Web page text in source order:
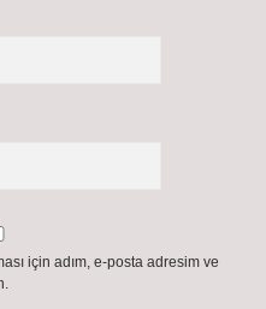
için adım, e-posta adresim ve